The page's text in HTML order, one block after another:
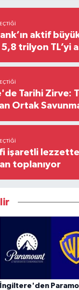
aktif
artışla 5,8 trilyon TL’yi
Tarihi Zirve:
Ortak
işaretli lezzette
toplanıyor
İngiltere'den